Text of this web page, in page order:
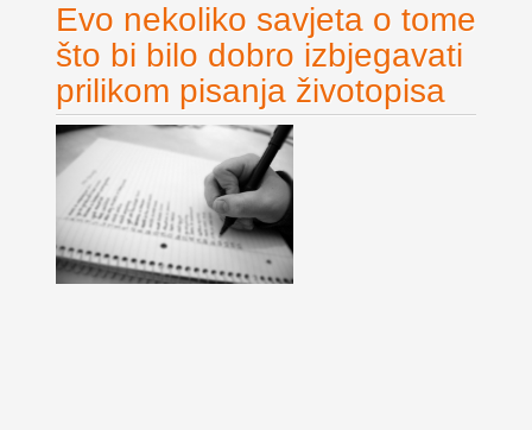
Evo nekoliko savjeta o tome
što bi bilo dobro izbjegavati
prilikom pisanja životopisa